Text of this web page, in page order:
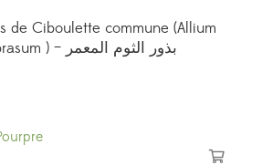
de Ciboulette commune (Allium
schoenoprasum ) – بذور الثوم المعمر